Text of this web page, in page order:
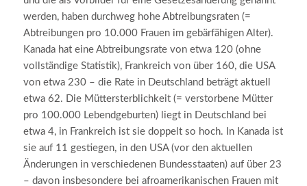
werden, haben durchweg hohe Abtreibungsraten (=
Abtreibungen pro 10.000 Frauen im gebärfähigen Alter).
Kanada hat eine Abtreibungsrate von etwa 120 (ohne
vollständige Statistik), Frankreich von über 160, die USA
von etwa 230 – die Rate in Deutschland beträgt aktuell
etwa 62. Die Müttersterblichkeit (= verstorbene Mütter
pro 100.000 Lebendgeburten) liegt in Deutschland bei
etwa 4, in Frankreich ist sie doppelt so hoch. In Kanada ist
sie auf 11 gestiegen, in den USA (vor den aktuellen
Änderungen in verschiedenen Bundesstaaten) auf über 23
– davon insbesondere bei afroamerikanischen Frauen mit